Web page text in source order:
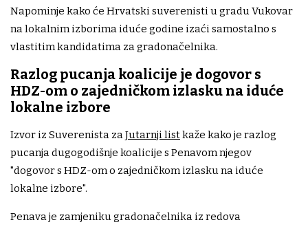
Napominje kako će Hrvatski suverenisti u gradu Vukovar
na lokalnim izborima iduće godine izaći samostalno s
vlastitim kandidatima za gradonačelnika.
Razlog pucanja koalicije je dogovor s
HDZ-om o zajedničkom izlasku na iduće
lokalne izbore
Izvor iz Suverenista zaJutarnji listkaže kako je razlog
pucanja dugogodišnje koalicije s Penavom njegov
"dogovor s HDZ-om o zajedničkom izlasku na iduće
lokalne izbore".
Penava je zamjeniku gradonačelnika iz redova